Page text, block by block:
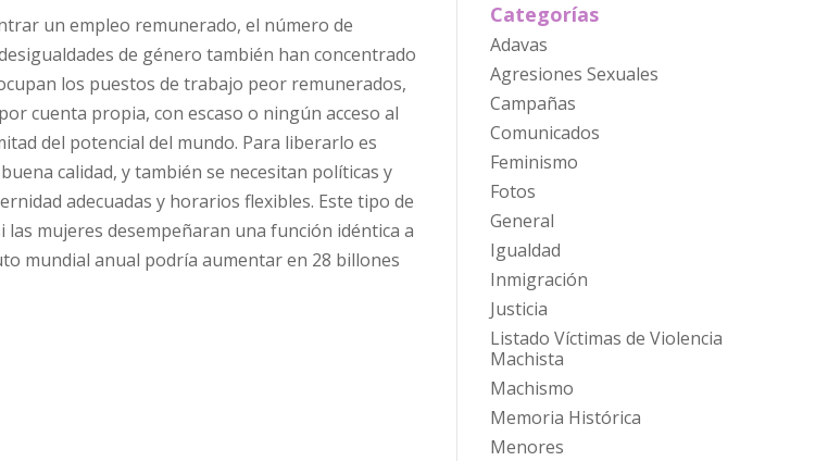
un empleo remunerado, el número de
de género también han concentrado
los puestos de trabajo peor remunerados,
cuenta propia, con escaso o ningún acceso al
del potencial del mundo. Para liberarlo es
calidad, y también se necesitan políticas y
adecuadas y horarios flexibles. Este tipo de
mujeres desempeñaran una función idéntica a
mundial anual podría aumentar en 28 billones
Categorías
Adavas
Agresiones Sexuales
Campañas
Comunicados
Feminismo
Fotos
General
Igualdad
Inmigración
Justicia
Listado Víctimas de Violencia
Machista
Machismo
Memoria Histórica
Menores